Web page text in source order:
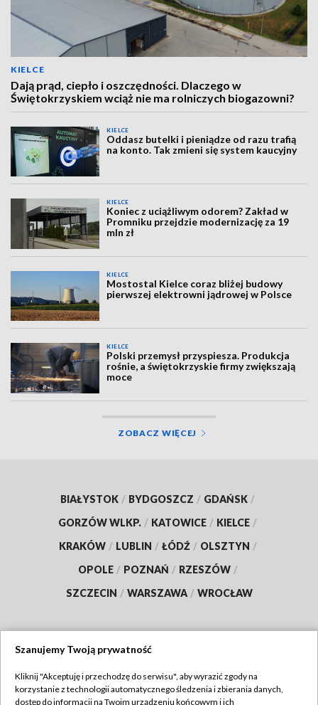
KIELCE
Dają prąd, ciepło i oszczędności. Dlaczego w
Świętokrzyskiem wciąż nie ma rolniczych biogazowni?
KIELCE
Oddasz butelki i pieniądze od razu trafią
na konto. Tak zmieni się system kaucyjny
KIELCE
Koniec z uciążliwym odorem? Zakład w
Promniku przejdzie modernizację za 19
mln zł
KIELCE
Mostostal Kielce coraz bliżej budowy
pierwszej elektrowni jądrowej w Polsce
KIELCE
Polski przemysł przyspiesza. Produkcja
rośnie, a świętokrzyskie firmy zwiększają
moce
ZOBACZ WIĘCEJ
BIAŁYSTOK / BYDGOSZCZ / GDAŃSK /
GORZÓW WLKP. / KATOWICE / KIELCE /
KRAKÓW / LUBLIN / ŁÓDŹ / OLSZTYN /
OPOLE / POZNAŃ / RZESZÓW /
SZCZECIN / WARSZAWA / WROCŁAW
TVP
Szanujemy Twoją prywatność
Kliknij "Akceptuję i przechodzę do serwisu", aby wyrazić zgody na
korzystanie z technologii automatycznego śledzenia i zbierania danych,
dostęp do informacji na Twoim urządzeniu końcowym i ich